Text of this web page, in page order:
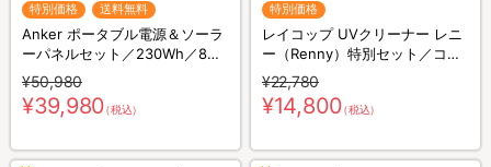
特別価格 送料無料
Anker ポータブル電源＆ソーラ
ーパネルセット／230Wh／8ポ
ート／防災グッズ／災害対策
¥50,980
¥39,980（税込）
特別価格
レイコップ UVクリーナー レニ
ー（Renny）特別セット／コー
ドレス／軽量／布団クリーナー
¥22,780
¥14,800（税込）